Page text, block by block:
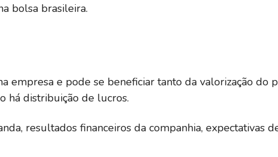
bolsa brasileira.
empresa e pode se beneficiar tanto da valorização do
há distribuição de lucros.
resultados financeiros da companhia, expectativas